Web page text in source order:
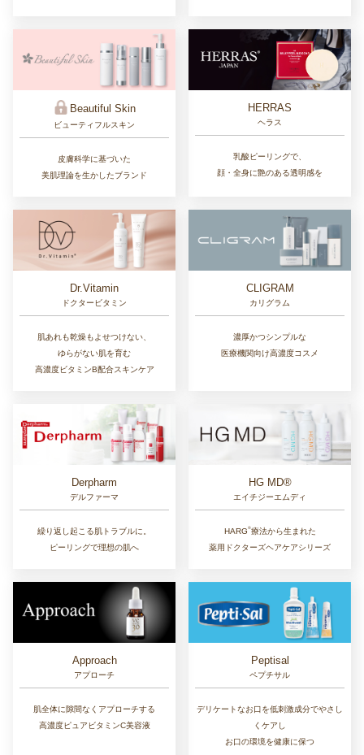
Beautiful Skin
ビューティフルスキン
皮膚科学に基づいた
美肌理論を生かしたブランド
HERRAS
ヘラス
乳酸ピーリングで、
顔・全身に艶のある透明感を
Dr.Vitamin
ドクタービタミン
肌あれも乾燥もよせつけない、
ゆらがない肌を育む
高濃度ビタミンB配合スキンケア
CLIGRAM
カリグラム
濃厚かつシンプルな
医療機関向け高濃度コスメ
Derpharm
デルファーマ
繰り返し起こる肌トラブルに。
ピーリングで理想の肌へ
HG MD®
エイチジーエムディ
HARG®︎療法から生まれた
薬用ドクターズヘアケアシリーズ
Approach
アプローチ
肌全体に隙間なくアプローチする
高濃度ピュアビタミンC美容液
Peptisal
ペプチサル
デリケートなお口を低刺激成分でやさし
くケアし
お口の環境を健康に保つ